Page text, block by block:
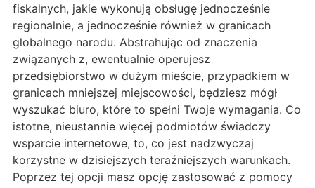
fiskalnych, jakie wykonują obsługę jednocześnie
regionalnie, a jednocześnie również w granicach
globalnego narodu. Abstrahując od znaczenia
związanych z, ewentualnie operujesz
przedsiębiorstwo w dużym mieście, przypadkiem w
granicach mniejszej miejscowości, będziesz mógł
wyszukać biuro, które to spełni Twoje wymagania. Co
istotne, nieustannie więcej podmiotów świadczy
wsparcie internetowe, to, co jest nadzwyczaj
korzystne w dzisiejszych teraźniejszych warunkach.
Poprzez tej opcji masz opcję zastosować z pomocy